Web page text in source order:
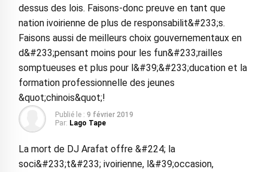
dessus des lois. Faisons-donc preuve en tant que
nation ivoirienne de plus de responsabilit&#233;s.
Faisons aussi de meilleurs choix gouvernementaux en
d&#233;pensant moins pour les fun&#233;railles
somptueuses et plus pour l&#39;&#233;ducation et la
formation professionnelle des jeunes
&quot;chinois&quot;!
Publié le : 9 février 2019
Par: Lago Tape
La mort de DJ Arafat offre &#224; la
soci&#233;t&#233; ivoirienne, l&#39;occasion,